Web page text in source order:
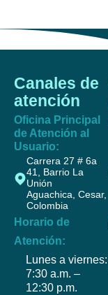
Canales de
atención
Oficina Principal
de Atención al
Usuario:
Carrera 27 # 6a
41, Barrio La
Unión
Aguachica, Cesar,
Colombia
Horario de
Atención:
Lunes a viernes:
7:30 a.m. –
12:30 p.m.